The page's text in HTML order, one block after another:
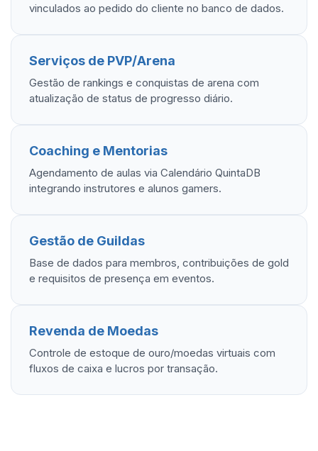
vinculados ao pedido do cliente no banco de dados.
Serviços de PVP/Arena
Gestão de rankings e conquistas de arena com
atualização de status de progresso diário.
Coaching e Mentorias
Agendamento de aulas via Calendário QuintaDB
integrando instrutores e alunos gamers.
Gestão de Guildas
Base de dados para membros, contribuições de gold
e requisitos de presença em eventos.
Revenda de Moedas
Controle de estoque de ouro/moedas virtuais com
fluxos de caixa e lucros por transação.